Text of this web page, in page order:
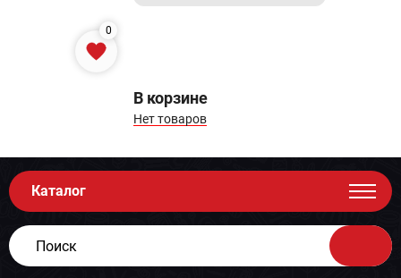
0
В корзине
Нет товаров
Каталог